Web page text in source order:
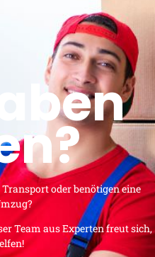
Transport oder benötigen eine
Team aus Experten freut sich,